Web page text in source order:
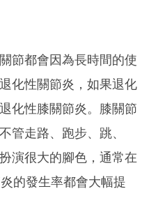
節都會因為長時間的使
化性關節炎，如果退化
化性膝關節炎。膝關節
管走路、跑步、跳、
演很大的腳色，通常在
的發生率都會大幅提